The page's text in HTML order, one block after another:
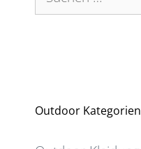
nach:
Outdoor Kategorien